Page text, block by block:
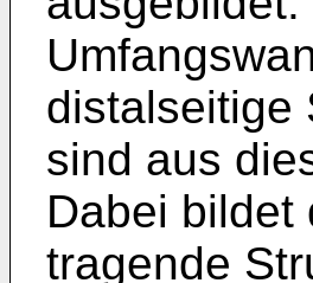
distalseitige
sind aus
Dabei bildet
tragende